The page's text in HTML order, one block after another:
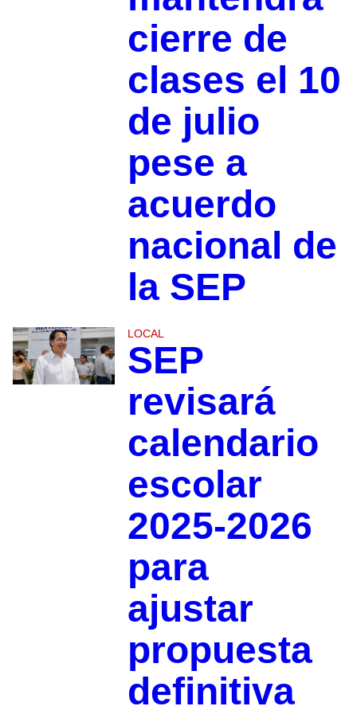
cierre de
clases el 10
de julio
pese a
acuerdo
nacional de
la SEP
LOCAL
SEP
revisará
calendario
escolar
2025-2026
para
ajustar
propuesta
definitiva